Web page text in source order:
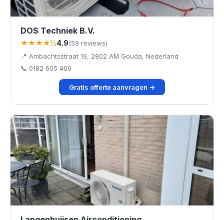
DOS Techniek B.V.
★★★★½4.9(59 reviews)
📍 Ambachtsstraat 19, 2802 AM Gouda, Nederland
📞 0182 605 409
Gratis offerte aanvragen →